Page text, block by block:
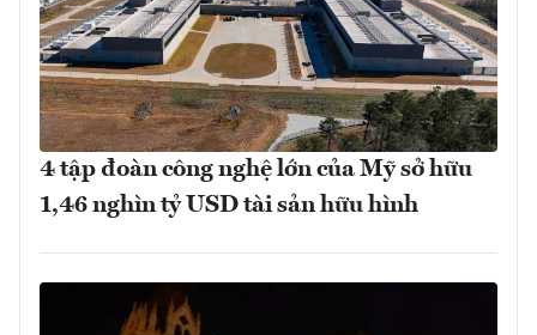
4 tập đoàn công nghệ lớn của Mỹ sở hữu
1,46 nghìn tỷ USD tài sản hữu hình